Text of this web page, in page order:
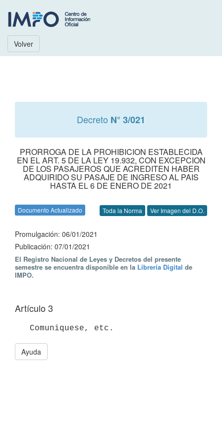
Volver
Decreto N° 3/021
PRORROGA DE LA PROHIBICION ESTABLECIDA
EN EL ART. 5 DE LA LEY 19.932, CON EXCEPCION
DE LOS PASAJEROS QUE ACREDITEN HABER
ADQUIRIDO SU PASAJE DE INGRESO AL PAIS
HASTA EL 6 DE ENERO DE 2021
Documento Actualizado Toda la Norma Ver Imagen del D.O.
Promulgación: 06/01/2021
Publicación: 07/01/2021
El Registro Nacional de Leyes y Decretos del presente
semestre se encuentra disponible en la Librería Digital de
IMPO.
Artículo 3
Ayuda